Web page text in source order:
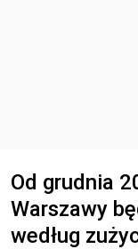
Od grudnia
Warszawy
według